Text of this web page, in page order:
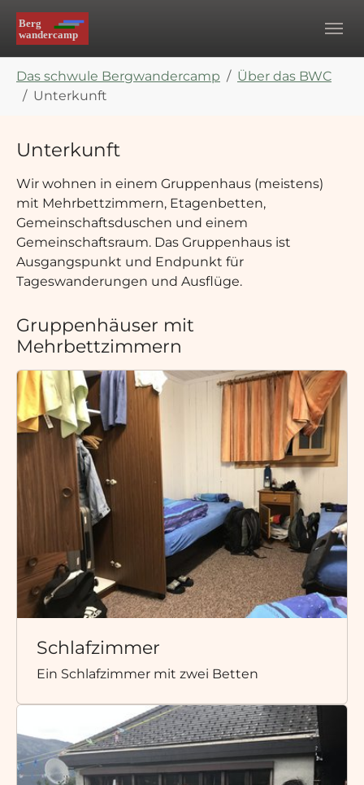
Skip to main navigation
Zum Hauptinhalt springen
Skip to page footer
Das schwule Bergwandercamp
Über das BWC
Unterkunft
Unterkunft
Wir wohnen in einem Gruppenhaus (meistens)
mit Mehrbettzimmern, Etagenbetten,
Gemeinschaftsduschen und einem
Gemeinschaftsraum. Das Gruppenhaus ist
Ausgangspunkt und Endpunkt für
Tageswanderungen und Ausflüge.
Gruppenhäuser mit
Mehrbettzimmern
Schlafzimmer
Ein Schlafzimmer mit zwei Betten